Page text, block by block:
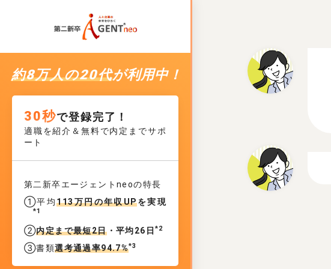
約8万人の20代が利用中！
30秒で登録完了！
適職を紹介＆無料で内定までサポ
ート
第二新卒エージェントneoの特長
①平均113万円の年収UPを実現
*1
②内定まで最短2日・平均26日*2
③書類選考通過率94.7%*3